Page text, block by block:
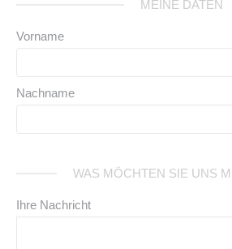
MEINE DATEN
Vorname
Nachname
WAS MÖCHTEN SIE UNS
Ihre Nachricht